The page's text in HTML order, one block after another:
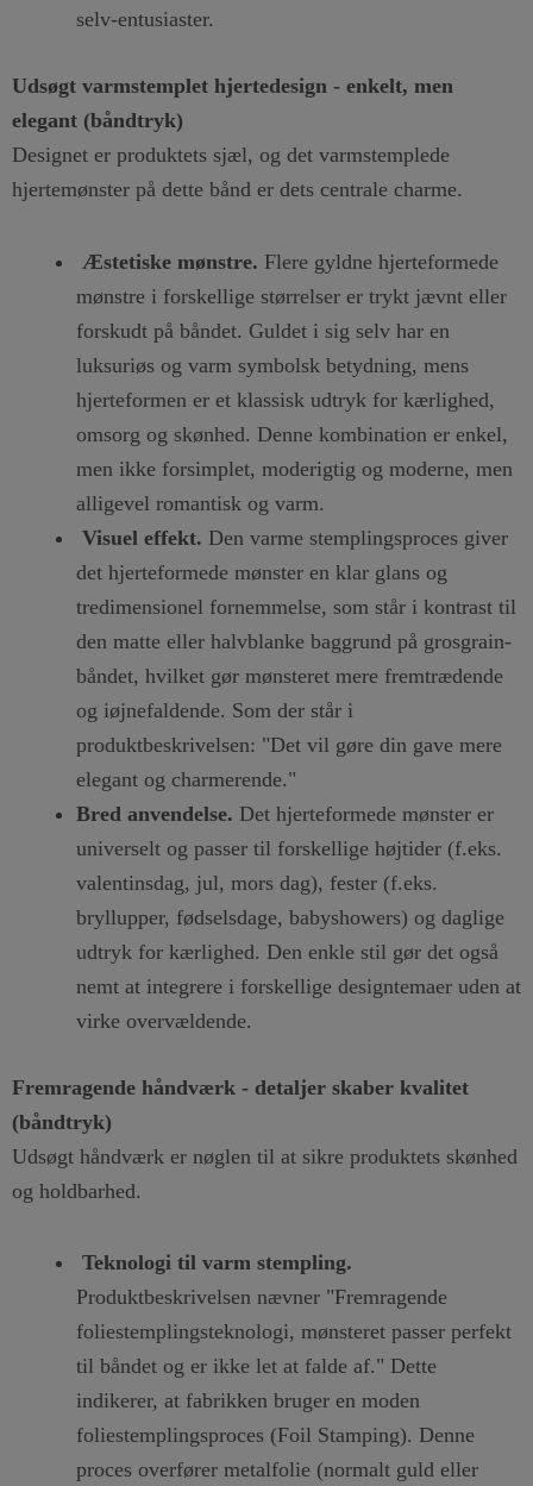
selv-entusiaster.
Udsøgt varmstemplet hjertedesign - enkelt, men
elegant (båndtryk)
Designet er produktets sjæl, og det varmstemplede
hjertemønster på dette bånd er dets centrale charme.
Æstetiske mønstre. Flere gyldne hjerteformede
mønstre i forskellige størrelser er trykt jævnt eller
forskudt på båndet. Guldet i sig selv har en
luksuriøs og varm symbolsk betydning, mens
hjerteformen er et klassisk udtryk for kærlighed,
omsorg og skønhed. Denne kombination er enkel,
men ikke forsimplet, moderigtig og moderne, men
alligevel romantisk og varm.
Visuel effekt. Den varme stemplingsproces giver
det hjerteformede mønster en klar glans og
tredimensionel fornemmelse, som står i kontrast til
den matte eller halvblanke baggrund på grosgrain-
båndet, hvilket gør mønsteret mere fremtrædende
og iøjnefaldende. Som der står i
produktbeskrivelsen: "Det vil gøre din gave mere
elegant og charmerende."
Bred anvendelse. Det hjerteformede mønster er
universelt og passer til forskellige højtider (f.eks.
valentinsdag, jul, mors dag), fester (f.eks.
bryllupper, fødselsdage, babyshowers) og daglige
udtryk for kærlighed. Den enkle stil gør det også
nemt at integrere i forskellige designtemaer uden at
virke overvældende.
Fremragende håndværk - detaljer skaber kvalitet
(båndtryk)
Udsøgt håndværk er nøglen til at sikre produktets skønhed
og holdbarhed.
Teknologi til varm stempling.
Produktbeskrivelsen nævner "Fremragende
foliestemplingsteknologi, mønsteret passer perfekt
til båndet og er ikke let at falde af." Dette
indikerer, at fabrikken bruger en moden
foliestemplingsproces (Foil Stamping). Denne
proces overfører metalfolie (normalt guld eller